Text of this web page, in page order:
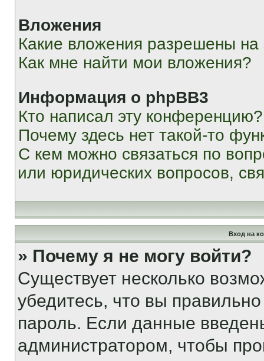
Вложения
Какие вложения разрешены
Как мне найти мои вложения?
Информация о phpBB3
Кто написал эту конференцию?
Почему здесь нет такой-то
С кем можно связаться по
или юридических вопросов,
Вход на
» Почему я не могу войти?
Существует несколько
убедитесь, что вы
пароль. Если данные
администратором, чтобы